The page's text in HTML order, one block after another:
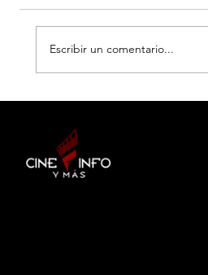
CURIOSOS por LIZ GIL
Escribir un comentario...